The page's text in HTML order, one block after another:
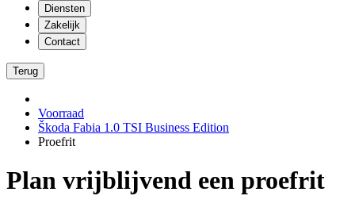
Diensten
Zakelijk
Contact
Terug
Voorraad
Škoda Fabia 1.0 TSI Business Edition
Proefrit
Plan vrijblijvend een proefrit